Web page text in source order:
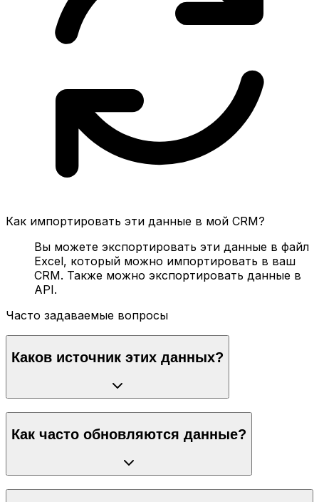
Как импортировать эти данные в мой CRM?
Вы можете экспортировать эти данные в файл
Excel, который можно импортировать в ваш
CRM. Также можно экспортировать данные в
API.
Часто задаваемые вопросы
Каков источник этих данных?
Как часто обновляются данные?